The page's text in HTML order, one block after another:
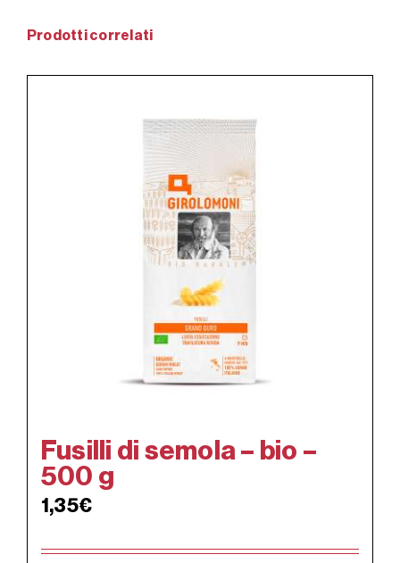
Prodotti correlati
Fusilli di semola – bio –
500 g
1,35€